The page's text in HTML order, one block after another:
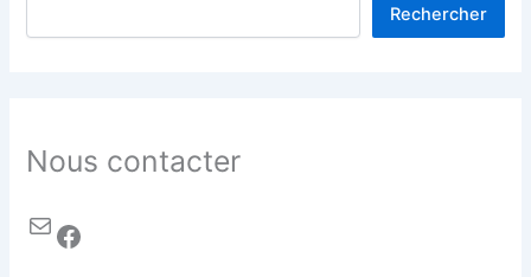
Rechercher
Nous contacter